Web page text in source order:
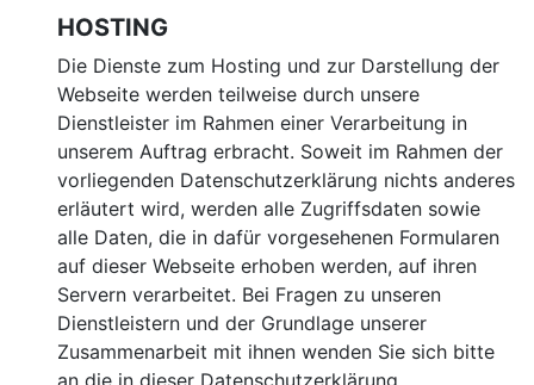
HOSTING
Die Dienste zum Hosting und zur Darstellung der
Webseite werden teilweise durch unsere
Dienstleister im Rahmen einer Verarbeitung in
unserem Auftrag erbracht. Soweit im Rahmen der
vorliegenden Datenschutzerklärung nichts anderes
erläutert wird, werden alle Zugriffsdaten sowie
alle Daten, die in dafür vorgesehenen Formularen
auf dieser Webseite erhoben werden, auf ihren
Servern verarbeitet. Bei Fragen zu unseren
Dienstleistern und der Grundlage unserer
Zusammenarbeit mit ihnen wenden Sie sich bitte
an die in dieser Datenschutzerklärung